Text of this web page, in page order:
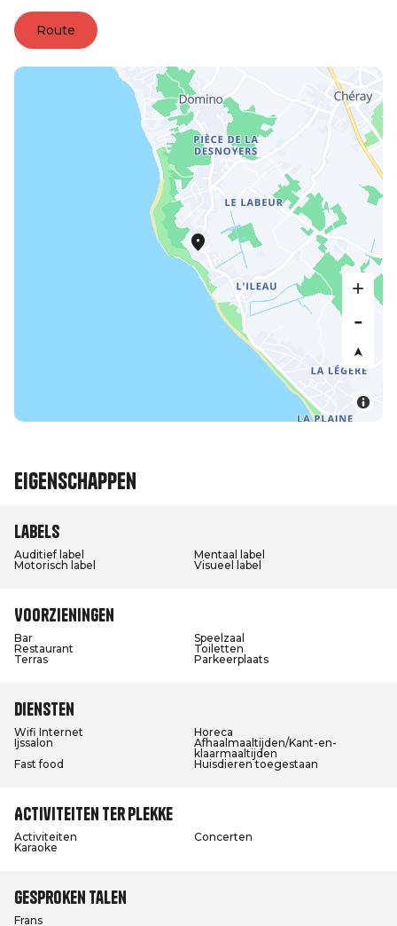
Route
Eigenschappen
Labels
Auditief label
Mentaal label
Motorisch label
Visueel label
Voorzieningen
Bar
Speelzaal
Restaurant
Toiletten
Terras
Parkeerplaats
Diensten
Wifi Internet
Horeca
Ijssalon
Afhaalmaaltijden/Kant-en-
klaarmaaltijden
Fast food
Huisdieren toegestaan
Activiteiten ter plekke
Activiteiten
Concerten
Karaoke
Gesproken talen
Frans